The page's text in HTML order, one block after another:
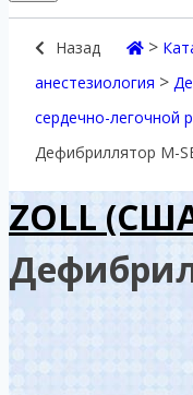
Назад >
анестезиология >
сердечно-легочной
Дефибриллятор M-
ZOLL